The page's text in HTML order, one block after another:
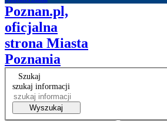
Poznan.pl,
oficjalna
strona Miasta
Poznania
Szukaj
szukaj informacji
Wyszukaj